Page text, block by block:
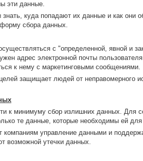
эти данные.
куда попадают их данные и как они
сбора данных.
с "определенной, явной и
адрес электронной почты
к нему с маркетинговыми сообщениями.
защищает людей от неправомерного
к минимуму сбор излишних данных. Для
те данные, которые необходимы ей
компаниям управление данными и
возможной утечки данных.